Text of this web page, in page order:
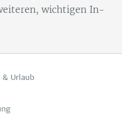
wich­ti­gen In­
& Urlaub